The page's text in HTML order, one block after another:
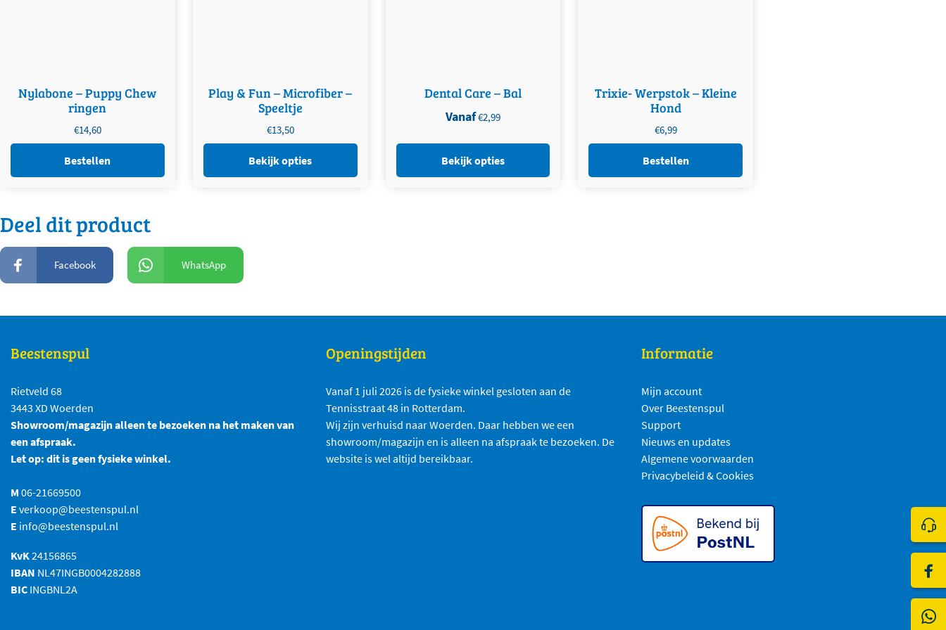
Nylabone – Puppy Chew
ringen
€14,60
Bestellen
Play & Fun – Microfiber –
Speeltje
€13,50
Bekijk opties
Dental Care – Bal
Vanaf€2,99
Bekijk opties
Trixie- Werpstok – Kleine
Hond
€6,99
Bestellen
Deel dit product
Facebook WhatsApp
Beestenspul
Rietveld 68
3443 XD Woerden
Showroom/magazijn alleen te bezoeken na het maken van
een afspraak.
Let op: dit is geen fysieke winkel.
M 06-21669500
E verkoop@beestenspul.nl
E info@beestenspul.nl
KvK24156865
IBAN NL47INGB0004282888
BIC INGBNL2A
Openingstijden
Vanaf 1 juli 2026 is de fysieke winkel gesloten aan de
Tennisstraat 48 in Rotterdam.
Wij zijn verhuisd naar Woerden. Daar hebben we een
showroom/magazijn en is alleen na afspraak te bezoeken. De
website is wel altijd bereikbaar.
Informatie
Mijn account
Over Beestenspul
Support
Nieuws en updates
Algemene voorwaarden
Privacybeleid & Cookies
Klik